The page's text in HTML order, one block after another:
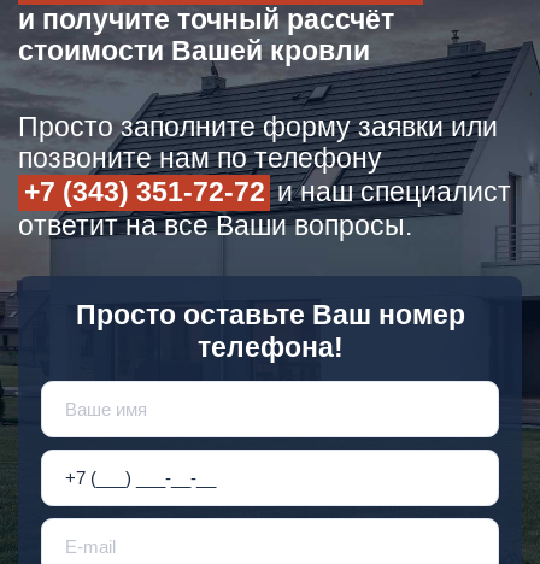
и получите точный рассчёт
стоимости Вашей кровли
Просто заполните форму заявки или
позвоните нам по телефону
+7 (343) 351-72-72 и наш специалист
ответит на все Ваши вопросы.
Просто оставьте Ваш номер
телефона!